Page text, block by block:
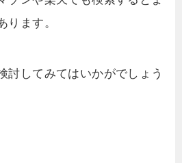
ります。
討してみてはいかがでしょう